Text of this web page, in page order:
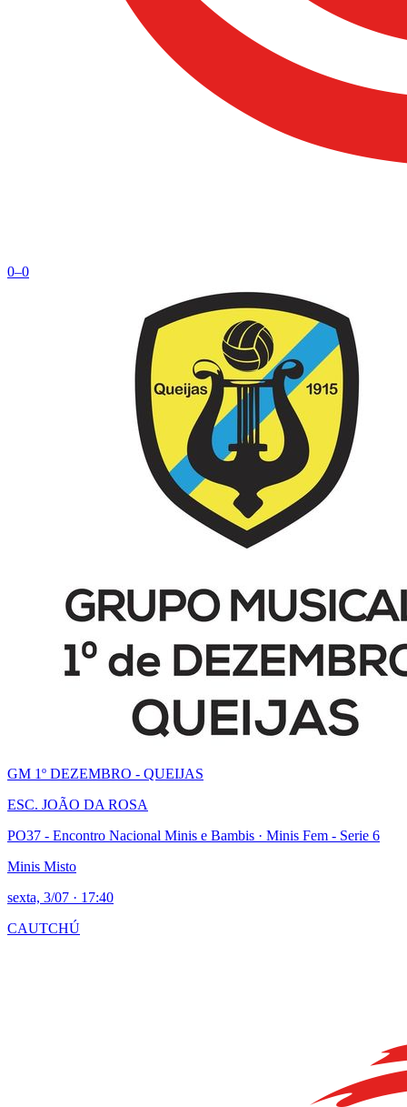
0–0
GM 1º DEZEMBRO - QUEIJAS
ESC. JOÃO DA ROSA
PO37 - Encontro Nacional Minis e Bambis · Minis Fem - Serie 6
Minis Misto
sexta, 3/07 · 17:40
CAUTCHÚ